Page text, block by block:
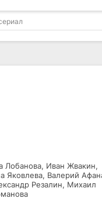
Иван Жвакин,
Яковлева, Валерий
Резалин, Михаил